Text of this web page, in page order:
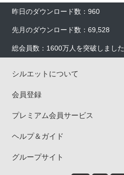
昨日のダウンロード数：960
先月のダウンロード数：69,528
総会員数：1600万人を突破しました
シルエットについて
会員登録
プレミアム会員サービス
ヘルプ＆ガイド
グループサイト